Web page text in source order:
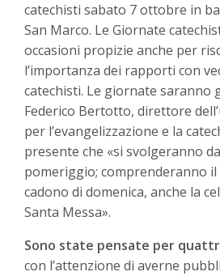
catechisti sabato 7 ottobre in
San Marco. Le Giornate
occasioni propizie anche per
l’importanza dei rapporti con
catechisti. Le giornate saranno
Federico Bertotto, direttore
per l’evangelizzazione e la
presente che «si svolgeranno
pomeriggio; comprenderanno il
cadono di domenica, anche la
Santa Messa».
Sono state pensate per
con l’attenzione di averne